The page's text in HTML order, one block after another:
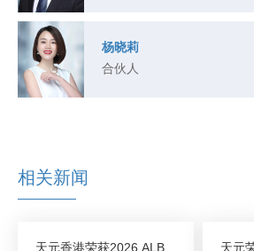
杨晓莉
合伙人
相关新闻
天元香港荣获2026 ALB
天元